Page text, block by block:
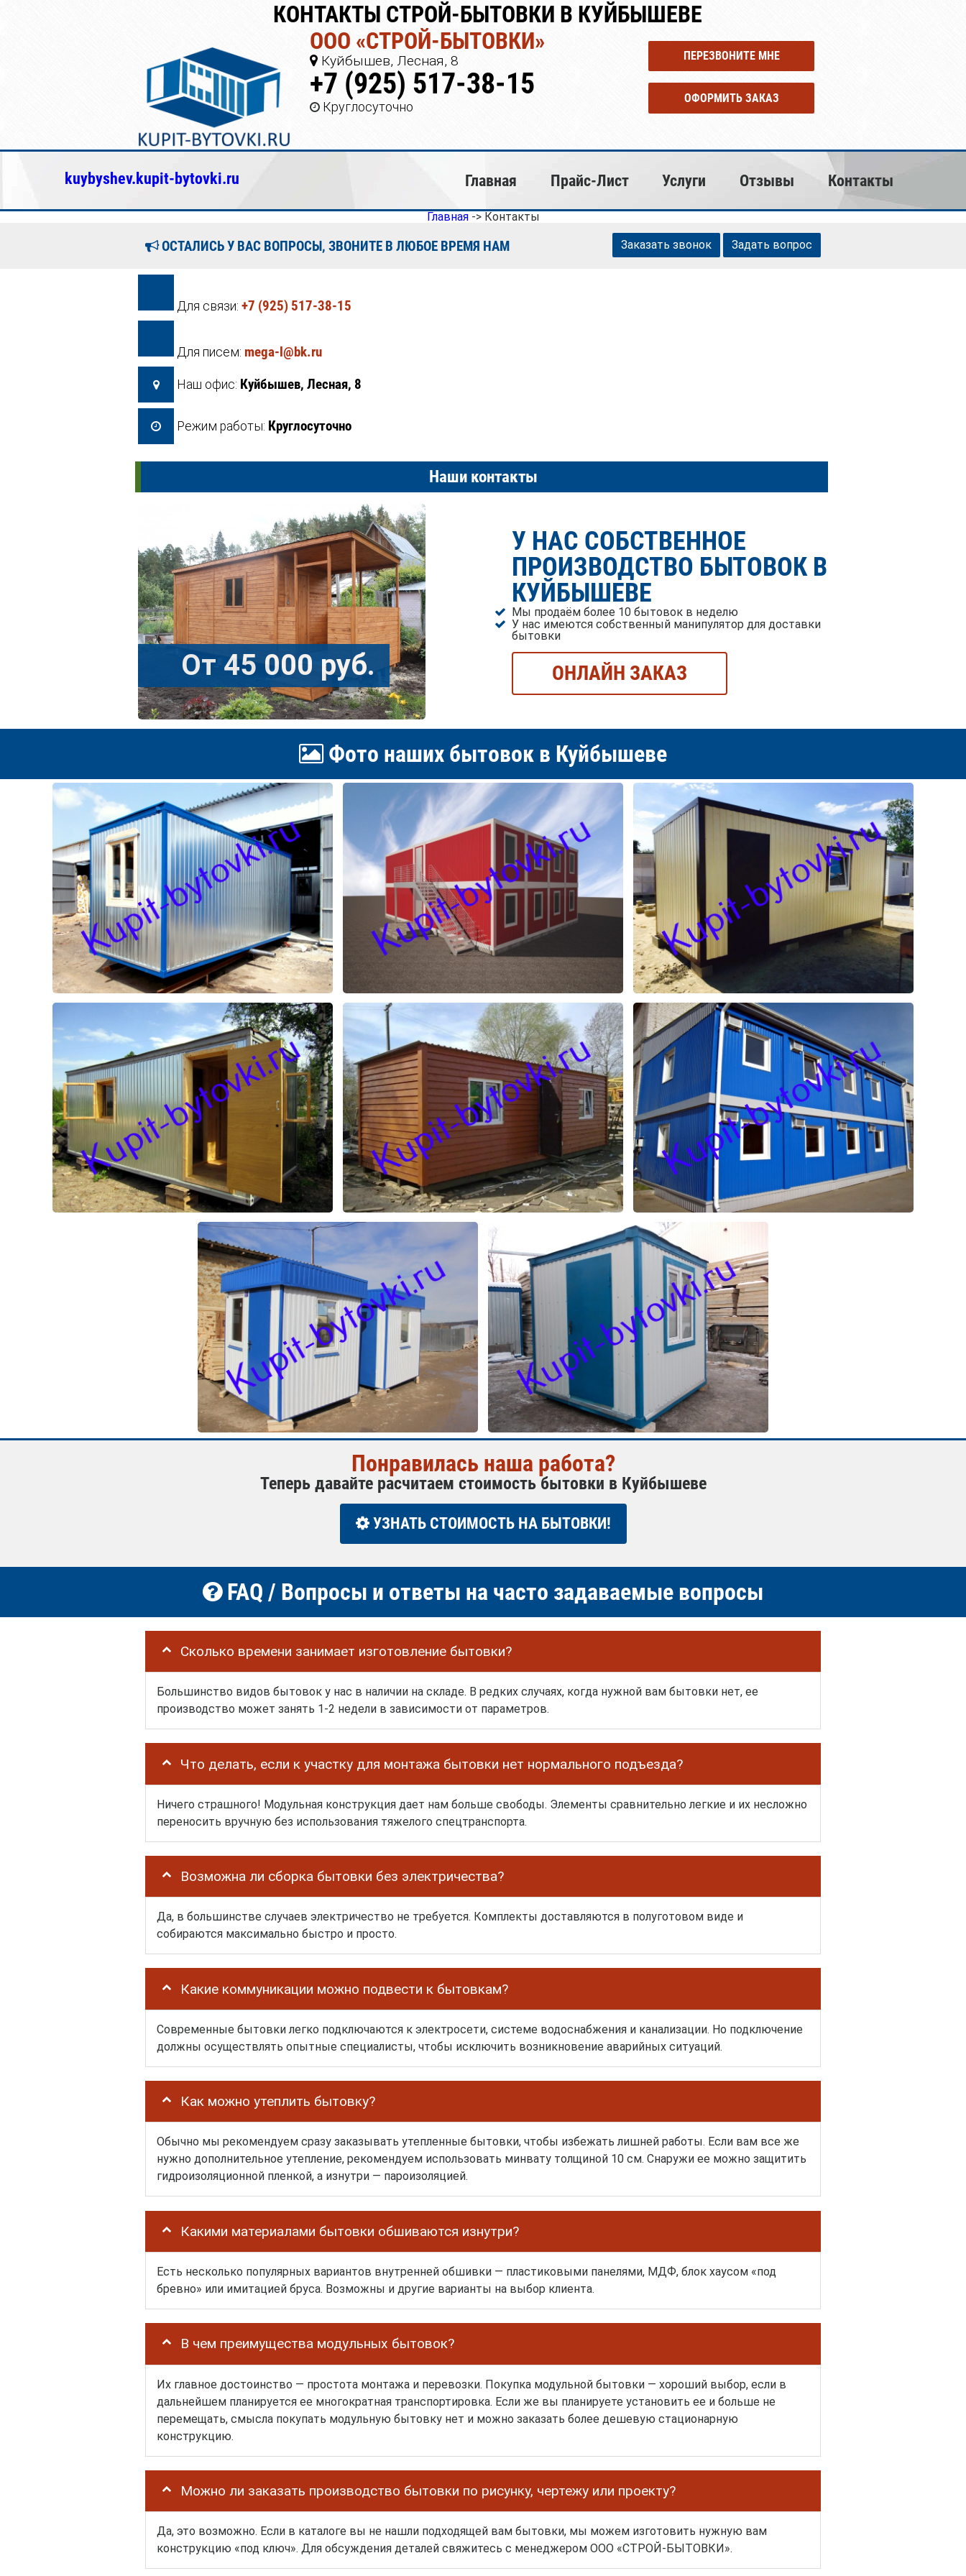
КОНТАКТЫ СТРОЙ-БЫТОВКИ В КУЙБЫШЕВЕ
ООО «СТРОЙ-БЫТОВКИ»
Куйбышев, Лесная, 8
+7 (925) 517-38-15
Круглосуточно
ПЕРЕЗВОНИТЕ МНЕ
ОФОРМИТЬ ЗАКАЗ
kuybyshev.kupit-bytovki.ru Главная Прайс-Лист Услуги Отзывы Контакты
Главная-> Контакты
ОСТАЛИСЬ У ВАС ВОПРОСЫ, ЗВОНИТЕ В ЛЮБОЕ ВРЕМЯ НАМ Заказать звонок Задать вопрос
Для связи: +7 (925) 517-38-15
Для писем: mega-l@bk.ru
Наш офис: Куйбышев, Лесная, 8
Режим работы: Круглосуточно
Наши контакты
От 45 000 руб.
У НАС СОБСТВЕННОЕ
ПРОИЗВОДСТВО БЫТОВОК В
КУЙБЫШЕВЕ
Мы продаём более 10 бытовок в неделю
У нас имеются собственный манипулятор для доставки
бытовки
ОНЛАЙН ЗАКАЗ
Фото наших бытовок в Куйбышеве
Понравилась наша работа?
Теперь давайте расчитаем стоимость бытовки в Куйбышеве
УЗНАТЬ СТОИМОСТЬ НА БЫТОВКИ!
FAQ / Вопросы и ответы на часто задаваемые вопросы
Сколько времени занимает изготовление бытовки?
Большинство видов бытовок у нас в наличии на складе. В редких случаях, когда нужной вам бытовки нет, ее
производство может занять 1-2 недели в зависимости от параметров.
Что делать, если к участку для монтажа бытовки нет нормального подъезда?
Ничего страшного! Модульная конструкция дает нам больше свободы. Элементы сравнительно легкие и их несложно
переносить вручную без использования тяжелого спецтранспорта.
Возможна ли сборка бытовки без электричества?
Да, в большинстве случаев электричество не требуется. Комплекты доставляются в полуготовом виде и
собираются максимально быстро и просто.
Какие коммуникации можно подвести к бытовкам?
Современные бытовки легко подключаются к электросети, системе водоснабжения и канализации. Но подключение
должны осуществлять опытные специалисты, чтобы исключить возникновение аварийных ситуаций.
Как можно утеплить бытовку?
Обычно мы рекомендуем сразу заказывать утепленные бытовки, чтобы избежать лишней работы. Если вам все же
нужно дополнительное утепление, рекомендуем использовать минвату толщиной 10 см. Снаружи ее можно защитить
гидроизоляционной пленкой, а изнутри — пароизоляцией.
Какими материалами бытовки обшиваются изнутри?
Есть несколько популярных вариантов внутренней обшивки — пластиковыми панелями, МДФ, блок хаусом «под
бревно» или имитацией бруса. Возможны и другие варианты на выбор клиента.
В чем преимущества модульных бытовок?
Их главное достоинство — простота монтажа и перевозки. Покупка модульной бытовки — хороший выбор, если в
дальнейшем планируется ее многократная транспортировка. Если же вы планируете установить ее и больше не
перемещать, смысла покупать модульную бытовку нет и можно заказать более дешевую стационарную
конструкцию.
Можно ли заказать производство бытовки по рисунку, чертежу или проекту?
Да, это возможно. Если в каталоге вы не нашли подходящей вам бытовки, мы можем изготовить нужную вам
конструкцию «под ключ». Для обсуждения деталей свяжитесь с менеджером ООО «СТРОЙ-БЫТОВКИ».